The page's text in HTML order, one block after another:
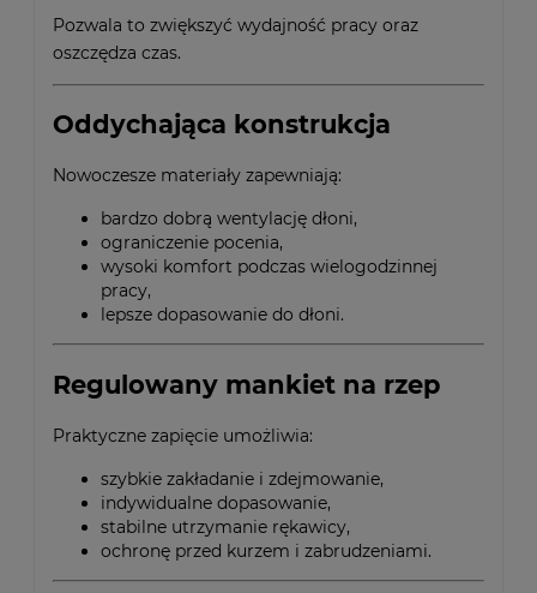
Pozwala to zwiększyć wydajność pracy oraz
oszczędza czas.
Oddychająca konstrukcja
Nowoczesze materiały zapewniają:
bardzo dobrą wentylację dłoni,
ograniczenie pocenia,
wysoki komfort podczas wielogodzinnej
pracy,
lepsze dopasowanie do dłoni.
Regulowany mankiet na rzep
Praktyczne zapięcie umożliwia:
szybkie zakładanie i zdejmowanie,
indywidualne dopasowanie,
stabilne utrzymanie rękawicy,
ochronę przed kurzem i zabrudzeniami.